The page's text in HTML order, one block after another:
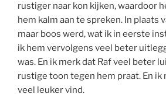
rustiger naar kon kijken, waardoor
hem kalm aan te spreken. In plaats
maar boos werd, wat ik in eerste
ik hem vervolgens veel beter
was. En ik merk dat Raf veel beter
rustige toon tegen hem praat. En ik
veel leuker vind.